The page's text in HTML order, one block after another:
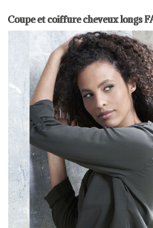
Coupe et coiffure cheveux longs